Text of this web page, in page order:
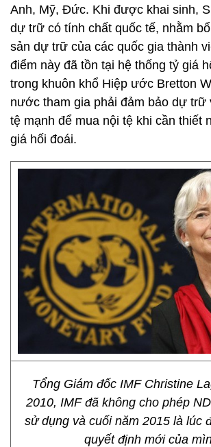
Anh, Mỹ, Đức. Khi được khai sinh,
dự trữ có tính chất quốc tế, nhằm
sản dự trữ của các quốc gia thành
điểm này đã tồn tại hệ thống tỷ giá
trong khuôn khổ Hiệp ước Bretton
nước tham gia phải đảm bảo dự trữ
tệ mạnh để mua nội tệ khi cần thiết
giá hối đoái.
Tổng Giám đốc IMF Christine
2010, IMF đã không cho phép
sử dụng và cuối năm 2015 là lúc
quyết định mới của